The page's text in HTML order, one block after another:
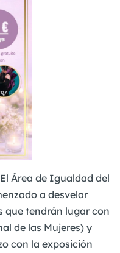
Área de Igualdad del
a desvelar
que tendrán lugar con
de las Mujeres) y
con la exposición